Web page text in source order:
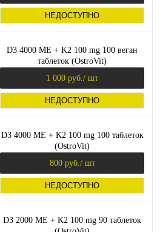
НЕДОСТУПНО
D3 4000 МЕ + K2 100 mg 100 веган
таблеток (OstroVit)
1 000 руб. / шт
НЕДОСТУПНО
D3 4000 МЕ + K2 100 mg 100 таблеток
(OstroVit)
800 руб. / шт
НЕДОСТУПНО
D3 2000 МЕ + K2 100 mg 90 таблеток